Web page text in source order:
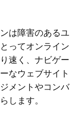
は障害のあるユ
ってオンライン
速く、ナビゲー
なウェブサイト
メントやコンバ
します。